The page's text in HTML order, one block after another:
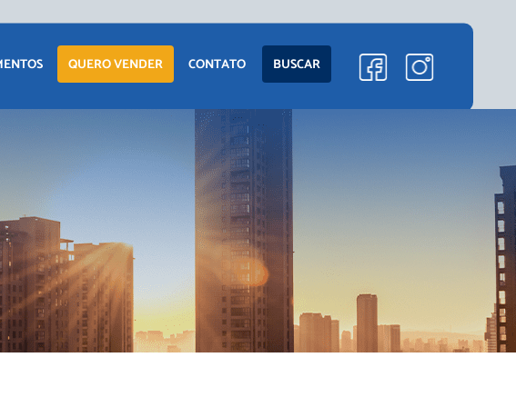
QUERO VENDER CONTATO BUSCAR
APARTAMENTO
CASA
COMERCIAIS
LANÇAMENTOS
EM CONSTRUÇÃO
PRONTOS PARA
MORAR
COMERCIAIS